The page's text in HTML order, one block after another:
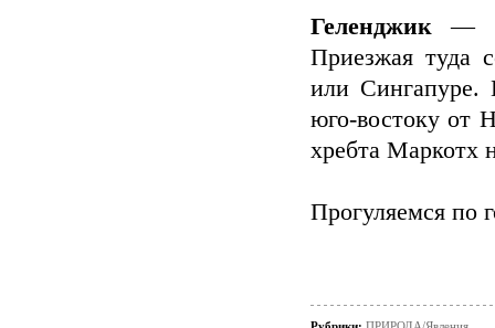
Геленджик —
Приезжая туда
или Сингапуре.
юго-востоку от
хребта Маркотх
Прогуляемся по